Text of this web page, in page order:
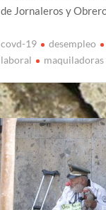
de Jornaleros y
covd-19 desempleo
laboral
maquiladoras